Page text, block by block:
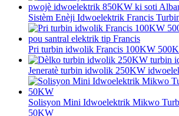
Sistèm Enèji Idwoelektrik Francis
Pri turbin idwolik Francis 100KW
Jeneratè turbin idwolik 250KW
Solisyon Mini Idwoelektrik Mikwo
50KW